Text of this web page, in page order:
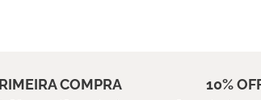
COMPRA 10%